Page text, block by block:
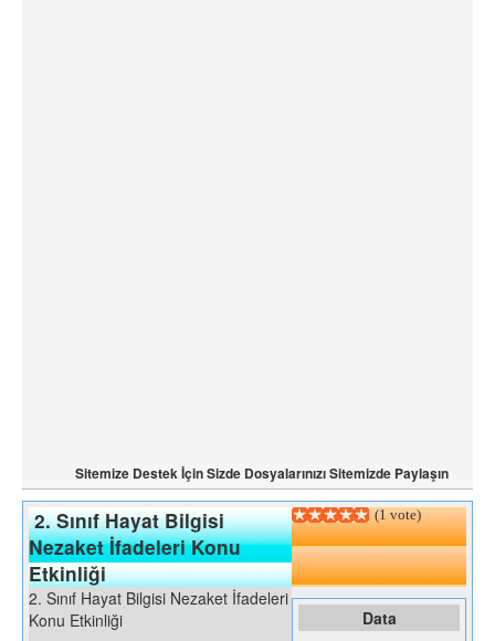
Sitemize Destek İçin Sizde Dosyalarınızı Sitemizde Paylaşın
2. Sınıf Hayat Bilgisi
Nezaket İfadeleri Konu
Etkinliği
(1 vote)
2. Sınıf Hayat Bilgisi Nezaket İfadeleri
Konu Etkinliği
Data